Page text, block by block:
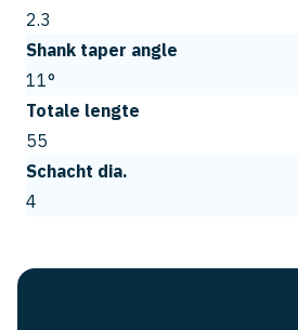
2.3
Shank taper angle
11°
Totale lengte
55
Schacht dia.
4